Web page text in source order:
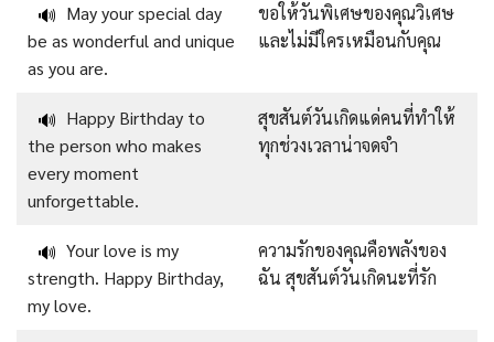
🔊 May your special day
be as wonderful and unique
as you are.
ขอให้วันพิเศษของคุณวิเศษ
และไม่มีใครเหมือนกับคุณ
🔊 Happy Birthday to
the person who makes
every moment
unforgettable.
สุขสันต์วันเกิดแด่คนที่ทำให้
ทุกช่วงเวลาน่าจดจำ
🔊 Your love is my
strength. Happy Birthday,
my love.
ความรักของคุณคือพลังของ
ฉัน สุขสันต์วันเกิดนะที่รัก